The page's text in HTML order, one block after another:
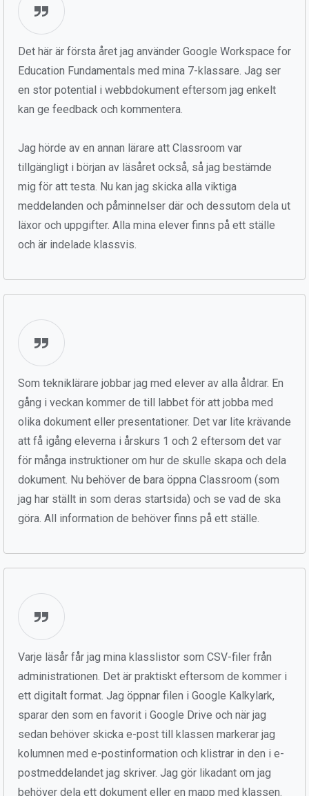
Det här är första året jag använder Google Workspace for
Education Fundamentals med mina 7-klassare. Jag ser
en stor potential i webbdokument eftersom jag enkelt
kan ge feedback och kommentera.
Jag hörde av en annan lärare att Classroom var
tillgängligt i början av läsåret också, så jag bestämde
mig för att testa. Nu kan jag skicka alla viktiga
meddelanden och påminnelser där och dessutom dela ut
läxor och uppgifter. Alla mina elever finns på ett ställe
och är indelade klassvis.
Som tekniklärare jobbar jag med elever av alla åldrar. En
gång i veckan kommer de till labbet för att jobba med
olika dokument eller presentationer. Det var lite krävande
att få igång eleverna i årskurs 1 och 2 eftersom det var
för många instruktioner om hur de skulle skapa och dela
dokument. Nu behöver de bara öppna Classroom (som
jag har ställt in som deras startsida) och se vad de ska
göra. All information de behöver finns på ett ställe.
Varje läsår får jag mina klasslistor som CSV-filer från
administrationen. Det är praktiskt eftersom de kommer i
ett digitalt format. Jag öppnar filen i Google Kalkylark,
sparar den som en favorit i Google Drive och när jag
sedan behöver skicka e-post till klassen markerar jag
kolumnen med e-postinformation och klistrar in den i e-
postmeddelandet jag skriver. Jag gör likadant om jag
behöver dela ett dokument eller en mapp med klassen.